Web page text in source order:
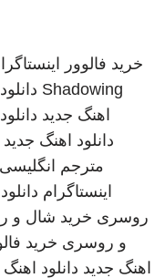
خرید فالوور
Shadowing
اهنگ جدید
دانلود اهنگ جدید
مترجم
اینستاگرام
روسری خرید شال و
و روسری خرید
اهنگ جدید دانلود